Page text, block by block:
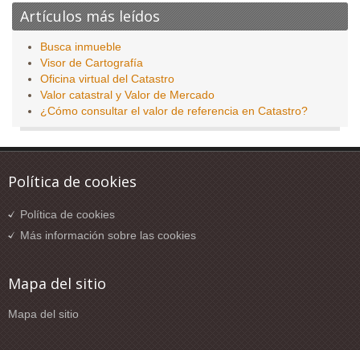
Artículos más leídos
Busca inmueble
Visor de Cartografía
Oficina virtual del Catastro
Valor catastral y Valor de Mercado
¿Cómo consultar el valor de referencia en Catastro?
Política de cookies
Política de cookies
Más información sobre las cookies
Mapa del sitio
Mapa del sitio